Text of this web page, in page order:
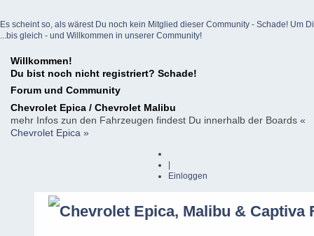
Es scheint so, als wärest Du noch kein Mitglied dieser Community - Schade! Um
...bis gleich - und Willkommen in unserer Community!
Willkommen!
Du bist noch nicht registriert? Schade!
Forum und Community
Chevrolet Epica / Chevrolet Malibu
mehr Infos zun den Fahrzeugen findest Du innerhalb der Boards «
Chevrolet Epica »
Einloggen